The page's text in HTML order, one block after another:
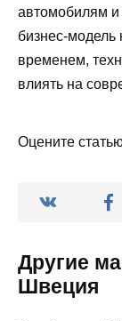
автомобилям
бизнес-
временем,
влиять на
Оцените
Другие
Швеция